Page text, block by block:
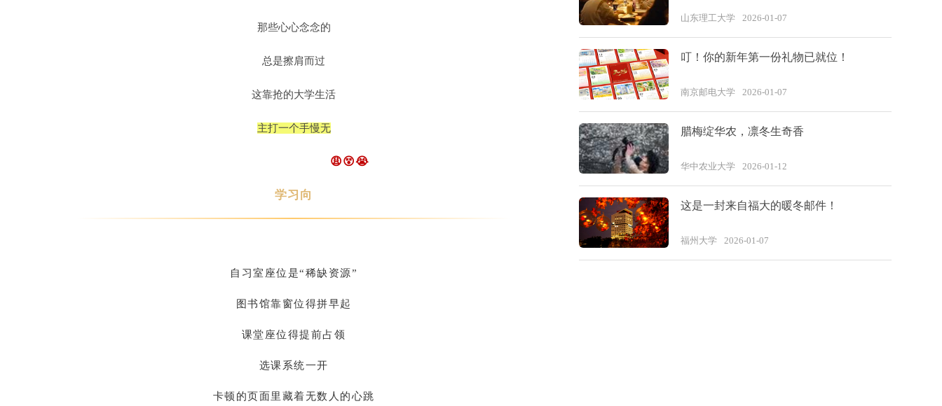
那些心心念念的
总是擦肩而过
这靠抢的大学生活
主打一个手慢无
😩😵😭
学习向
自习室座位是“稀缺资源”
图书馆靠窗位得拼早起
课堂座位得提前占领
选课系统一开
卡顿的页面里藏着无数人的心跳
山东理工大学 2026-01-07
叮！你的新年第一份礼物已就位！
南京邮电大学 2026-01-07
腊梅绽华农，凛冬生奇香
华中农业大学 2026-01-12
这是一封来自福大的暖冬邮件！
福州大学 2026-01-07